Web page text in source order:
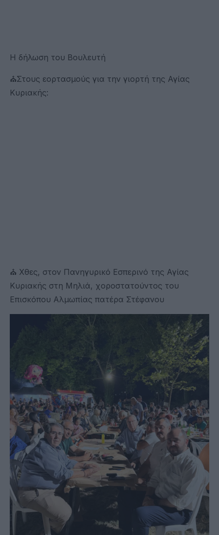
Η δήλωση του Βουλευτή
⛪Στους εορτασμούς για την γιορτή της Αγίας
Κυριακής:
⛪ Χθες, στον Πανηγυρικό Εσπερινό της Αγίας
Κυριακής στη Μηλιά, χοροστατούντος του
Επισκόπου Αλμωπίας πατέρα Στέφανου